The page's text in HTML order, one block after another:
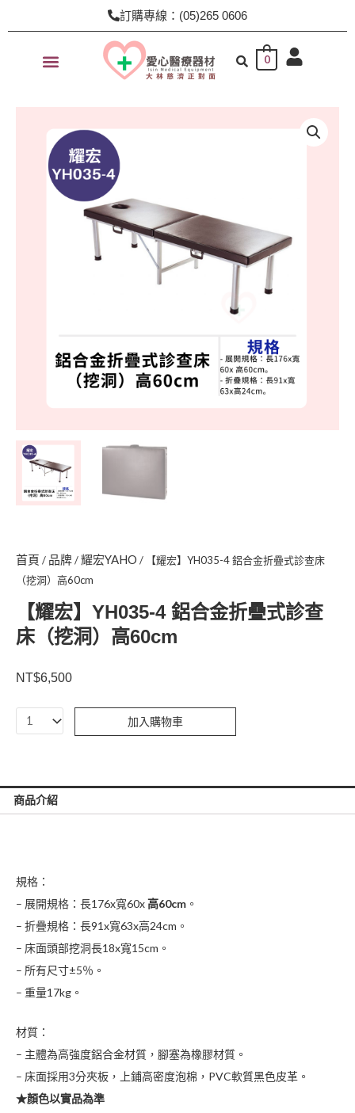
至
訂購專線：(05)265 0606
0
首頁 / 品牌/耀宏YAHO / 【耀宏】YH035-4 鋁合金折疊式診查床
（挖洞）高60cm
【耀宏】YH035-4 鋁合金折疊式診查
床（挖洞）高60cm
NT$6,500
【耀
宏】
鋁
疊
式
診
查
床
（挖
高
60cm
加入購物車
商品介紹
規格：
– 展開規格：長176x寬60x高60cm 。
– 折疊規格：長91x寬63x高24cm。
– 床面頭部挖洞長18x寬15cm。
– 所有尺寸±5％。
– 重量17kg。
材質：
– 主體為高強度鋁合金材質，腳塞為橡膠材質。
– 床面採用3分夾板，上鋪高密度泡棉，PVC軟質黑色皮革。
★顏色以實品為準